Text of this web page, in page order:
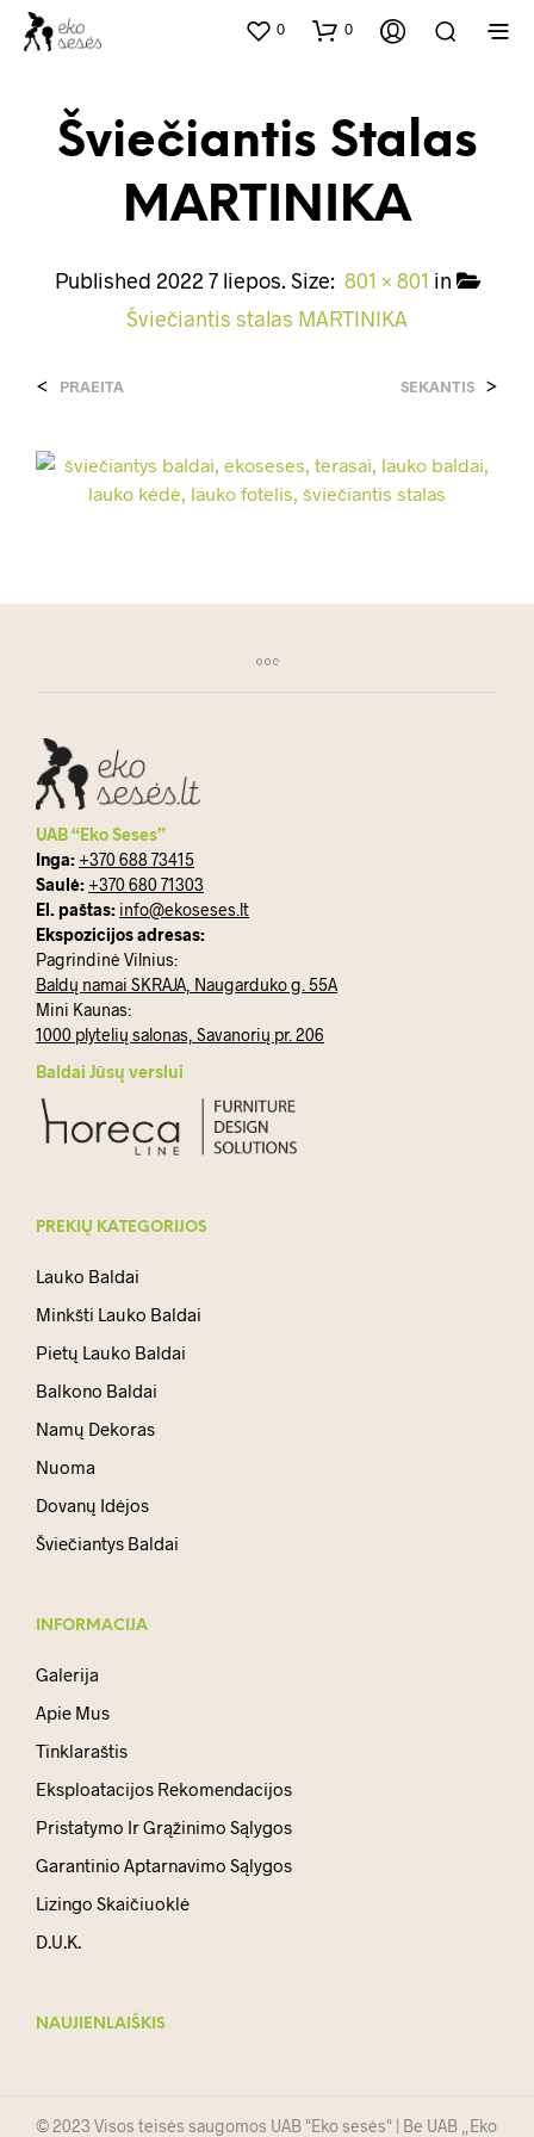
0 0
Šviečiantis Stalas
MARTINIKA
Published 2022 7 liepos. Size: 801 × 801 in
Šviečiantis stalas MARTINIKA
< PRAEITA SEKANTIS >
UAB “Eko Seses”
Inga: +370 688 73415
Saulė: +370 680 71303
El. paštas: info@ekoseses.lt
Ekspozicijos adresas:
Pagrindinė Vilnius:
Baldų namai SKRAJA, Naugarduko g. 55A
Mini Kaunas:
1000 plytelių salonas, Savanorių pr. 206
Baldai Jūsų verslui
PREKIŲ KATEGORIJOS
Lauko Baldai
Minkšti Lauko Baldai
Pietų Lauko Baldai
Balkono Baldai
Namų Dekoras
Nuoma
Dovanų Idėjos
Šviečiantys Baldai
INFORMACIJA
Galerija
Apie Mus
Tinklaraštis
Eksploatacijos Rekomendacijos
Pristatymo Ir Grąžinimo Sąlygos
Garantinio Aptarnavimo Sąlygos
Lizingo Skaičiuoklė
D.U.K.
NAUJIENLAIŠKIS
© 2023 Visos teisės saugomos UAB "Eko sesės" | Be UAB „Eko